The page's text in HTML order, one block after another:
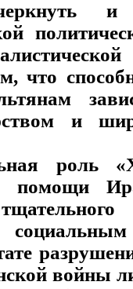
что
и
роль
помощи
войны